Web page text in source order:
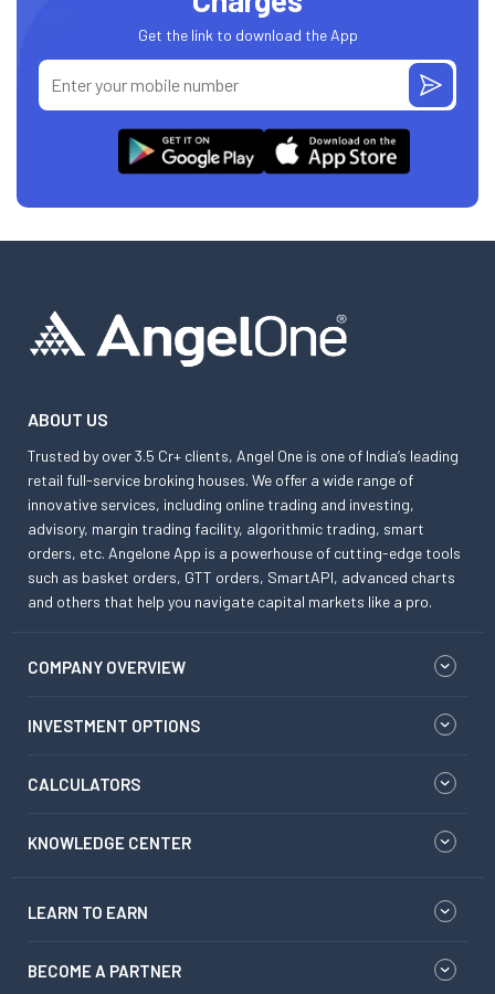
Get the link to download the App
ABOUT US
Trusted by over 3.5 Cr+ clients, Angel One is one of India’s leading
retail full-service broking houses. We offer a wide range of
innovative services, including online trading and investing,
advisory, margin trading facility, algorithmic trading, smart
orders, etc. Angelone App is a powerhouse of cutting-edge tools
such as basket orders, GTT orders, SmartAPI, advanced charts
and others that help you navigate capital markets like a pro.
COMPANY OVERVIEW
INVESTMENT OPTIONS
CALCULATORS
KNOWLEDGE CENTER
LEARN TO EARN
BECOME A PARTNER